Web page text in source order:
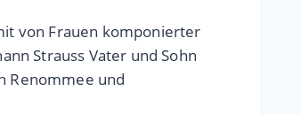
von Frauen komponierter
Strauss Vater und Sohn
Renommee und